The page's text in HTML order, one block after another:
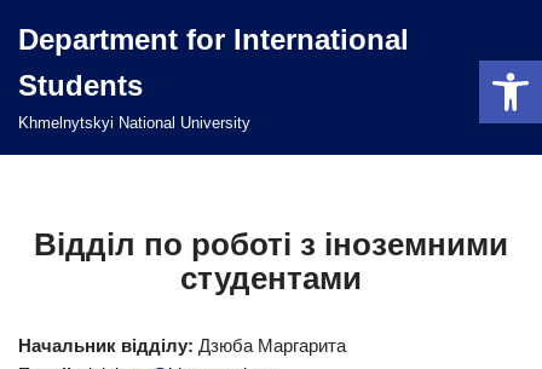
до
вмісту
Department for International
Students
Khmelnytskyi National University
Відділ по роботі з іноземними
студентами
Начальник відділу: Дзюба Маргарита